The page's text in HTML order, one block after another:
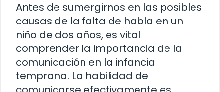
Antes de sumergirnos en las posibles
causas de la falta de habla en un
niño de dos años, es vital
comprender la importancia de la
comunicación en la infancia
temprana. La habilidad de